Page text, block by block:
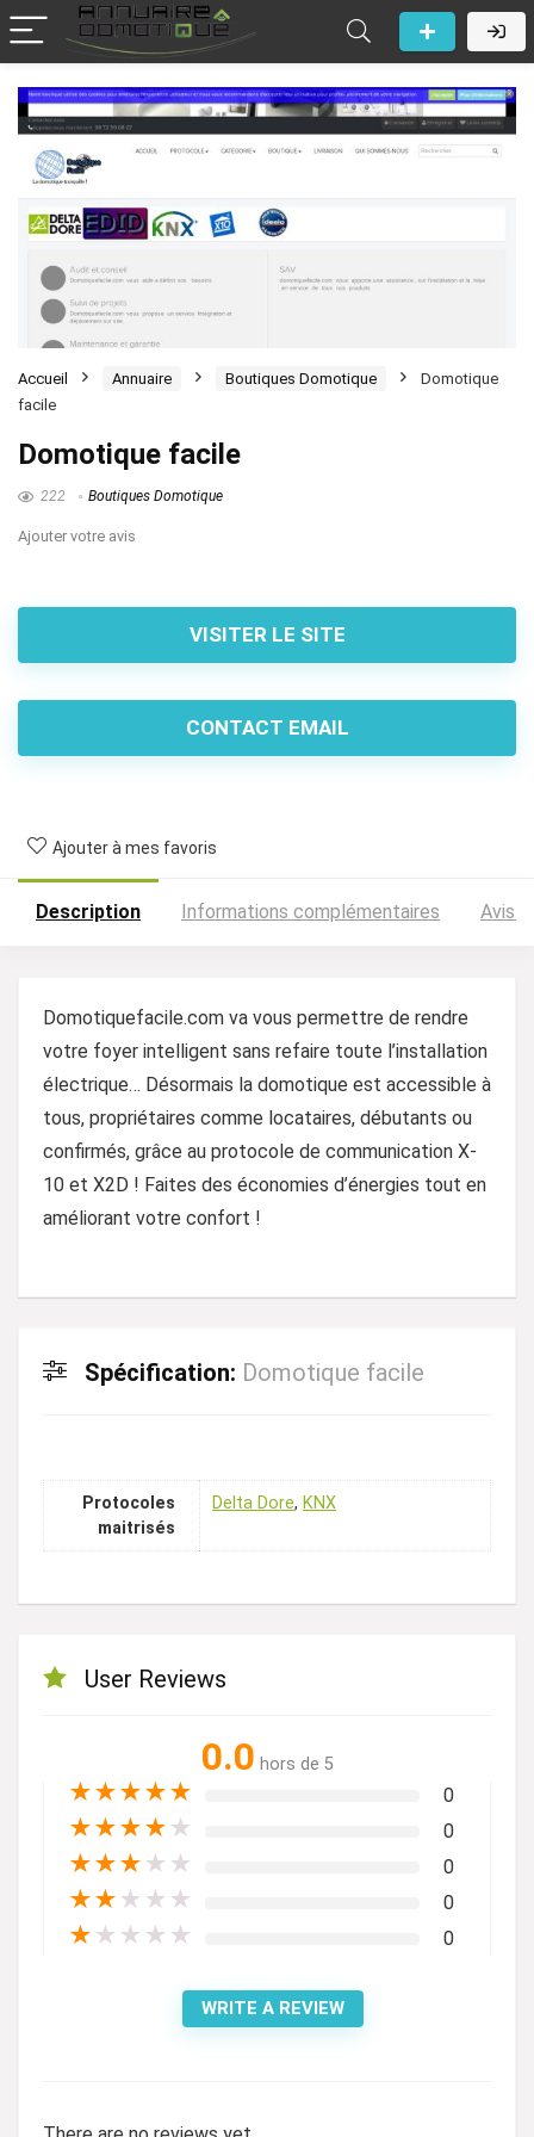
Accueil Annuaire Boutiques Domotique
Domotique
facile
Domotique facile
222 Boutiques Domotique
Ajouter votre avis
VISITER LE SITE
CONTACT EMAIL
Ajouter à mes favoris
Description Informations complémentaires Avis
Domotiquefacile.com va vous permettre de rendre
votre foyer intelligent sans refaire toute l’installation
électrique… Désormais la domotique est accessible à
tous, propriétaires comme locataires, débutants ou
confirmés, grâce au protocole de communication X-
10 et X2D ! Faites des économies d’énergies tout en
améliorant votre confort !
Spécification: Domotique facile
Protocoles
maitrisés
Delta Dore, KNX
User Reviews
0.0 hors de 5
★★★★★ 0
★★★★ ★ 0
★★★ ★ ★ 0
★★ ★ ★ ★ 0
★ ★ ★ ★ ★ 0
WRITE A REVIEW